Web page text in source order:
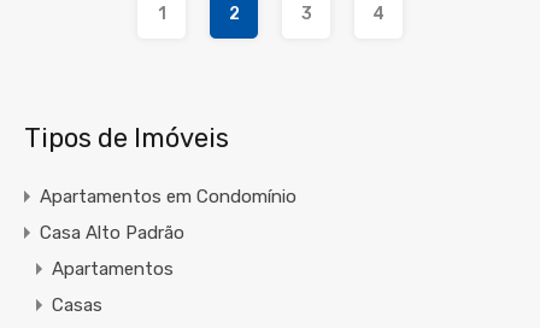
1 2 3 4
Tipos de Imóveis
Apartamentos em Condomínio
Casa Alto Padrão
Apartamentos
Casas